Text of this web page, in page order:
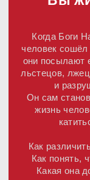
Когда Боги
человек сошёл
они посылают
льстецов,
и
Он сам
жизнь
Как
Как понять,
Какая она